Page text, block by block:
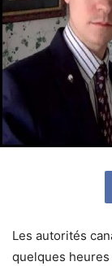
Les autorités
quelques